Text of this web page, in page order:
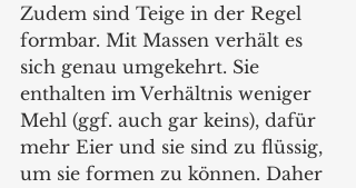
Zudem sind Teige in der Regel
formbar. Mit Massen verhält es
sich genau umgekehrt. Sie
enthalten im Verhältnis weniger
Mehl (ggf. auch gar keins), dafür
mehr Eier und sie sind zu flüssig,
um sie formen zu können. Daher